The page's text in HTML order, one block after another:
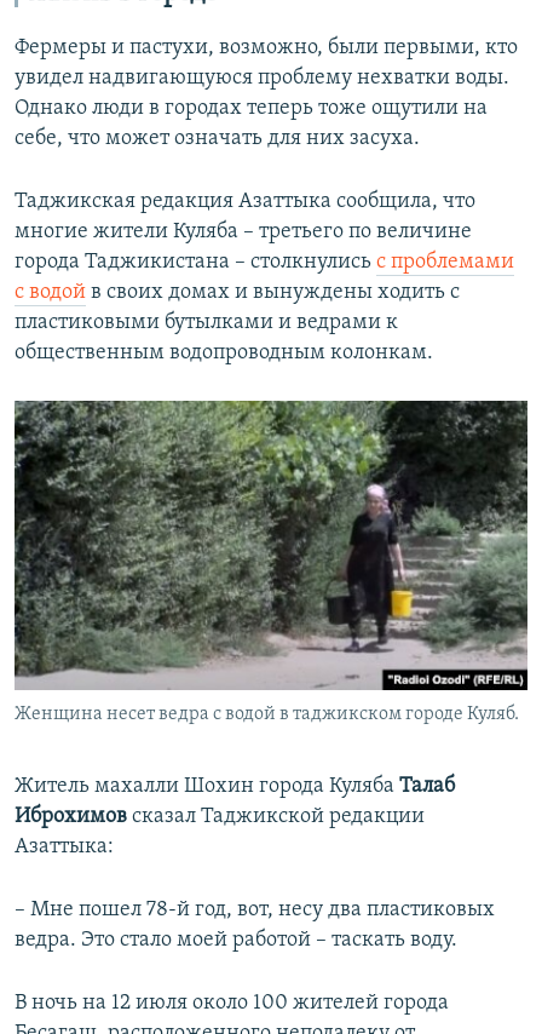
Фермеры и пастухи, возможно, были первыми, кто
увидел надвигающуюся проблему нехватки воды.
Однако люди в городах теперь тоже ощутили на
себе, что может означать для них засуха.
Таджикская редакция Азаттыка сообщила, что
многие жители Куляба – третьего по величине
города Таджикистана – столкнулись с проблемами
с водой в своих домах и вынуждены ходить с
пластиковыми бутылками и ведрами к
общественным водопроводным колонкам.
Женщина несет ведра с водой в таджикском городе Куляб.
Житель махалли Шохин города Куляба Талаб
Иброхимов сказал Таджикской редакции
Азаттыка:
– Мне пошел 78-й год, вот, несу два пластиковых
ведра. Это стало моей работой – таскать воду.
В ночь на 12 июля около 100 жителей города